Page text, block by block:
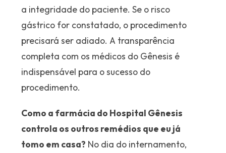
a integridade do paciente. Se o risco
gástrico for constatado, o procedimento
precisará ser adiado. A transparência
completa com os médicos do Gênesis é
indispensável para o sucesso do
procedimento.
Como a farmácia do Hospital Gênesis
controla os outros remédios que eu já
tomo em casa? No dia do internamento,